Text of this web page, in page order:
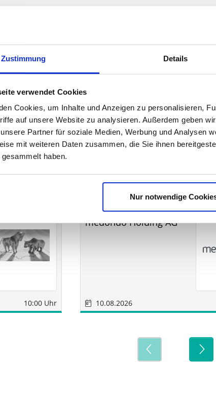
Zustimmung Details
verwendet Cookies
Cookies, um Inhalte und Anzeigen zu personalisieren,
auf unsere Website zu analysieren. Außerdem geben
Partner für soziale Medien, Werbung und Analysen
mit weiteren Daten zusammen, die Sie ihnen
haben.
Nur notwendige
10:00 Uhr
medondo Holding AG
10.08.2026